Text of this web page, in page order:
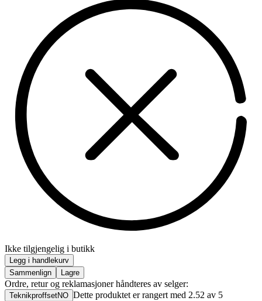
Ikke tilgjengelig i butikk
Legg i handlekurv
Sammenlign
Lagre
Ordre, retur og reklamasjoner håndteres av selger:
TeknikproffsetNO Dette produktet er rangert med 2.52 av 5